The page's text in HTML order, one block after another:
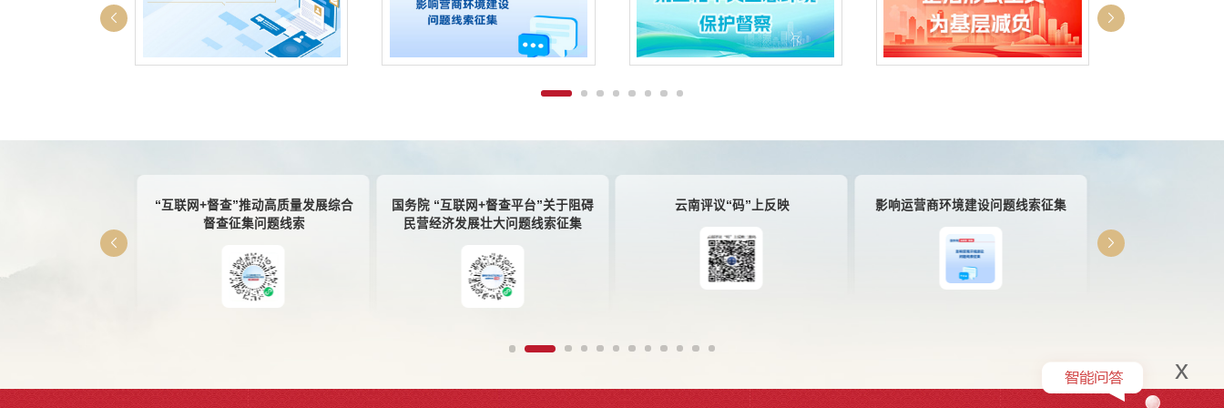
“互联网+督查”推动高质量发展综合
督查征集问题线索
国务院 “互联网+督查平台”关于阻碍
民营经济发展壮大问题线索征集
云南评议“码”上反映 影响运营商环境建设问题线索征集
x